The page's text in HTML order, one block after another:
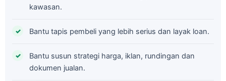
kawasan.
Bantu tapis pembeli yang lebih serius dan layak loan.
Bantu susun strategi harga, iklan, rundingan dan
dokumen jualan.